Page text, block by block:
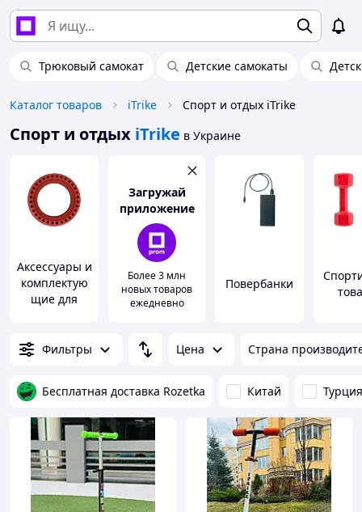
Трюковый самокат Детские самокаты
Каталог товаров iTrike Спорт и отдых iTrike
Спорт и отдых iTrike в Украине
Аксессуары и
комплектую
щие для
Загружай
приложение
Более 3 млн
новых товаров
ежедневно
Повербанки
Фильтры Цена Страна
Бесплатная доставка Rozetka Китай Турция